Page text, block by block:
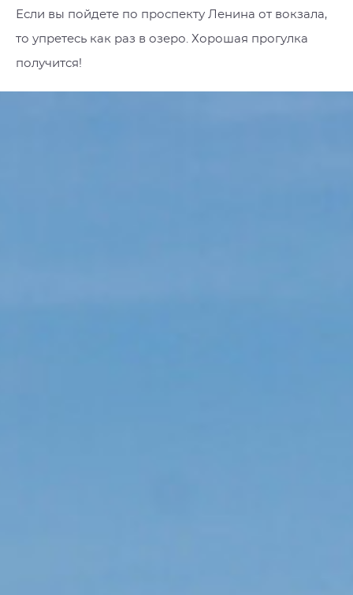
Если вы пойдете по проспекту Ленина от вокзала,
то упретесь как раз в озеро. Хорошая прогулка
получится!